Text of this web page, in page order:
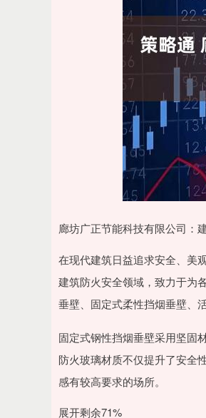
廊坊广正节能科技有限公司：
在现代建筑日益追求安全、美
建筑防火安全领域，致力于为
垂壁、固定式柔性挡烟垂壁、
固定式钢性挡烟垂壁采用坚固
防火玻璃材质不仅提升了安全
感有较高要求的场所。
展开剩余71%
1.02% 深证成指